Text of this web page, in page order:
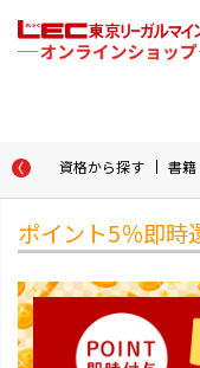
資格から探す 書籍
ポイント5％即時